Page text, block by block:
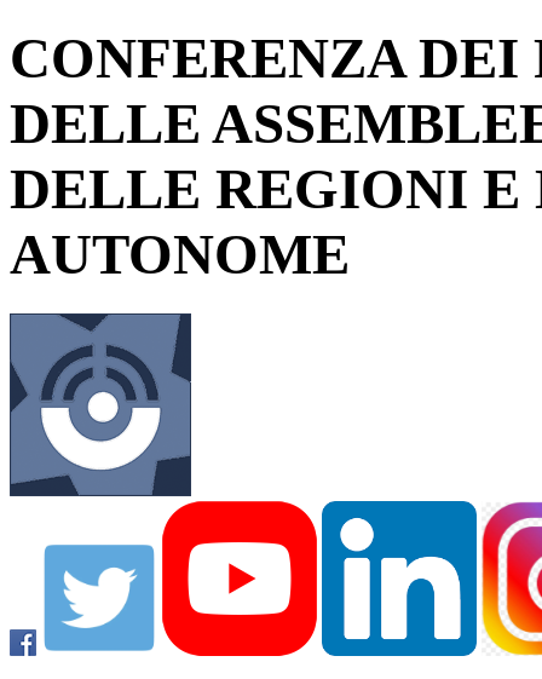
CONFERENZA DEI
DELLE
DELLE REGIONI E
AUTONOME